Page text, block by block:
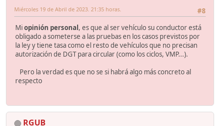
#8
Miércoles 19 de Abril de 2023. 21:35 horas.
Miopinión personal, es que al ser vehículo su conductor está
obligado a someterse a las pruebas en los casos previstos por
la ley y tiene tasa como el resto de vehículos que no precisan
autorización de DGT para circular (como los ciclos, VMP...).
Pero la verdad es que no se si habrá algo más concreto al
respecto
RGUB